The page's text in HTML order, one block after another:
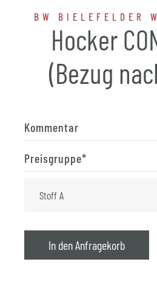
BW BIELEFELDER
Hocker
(Bezug
Kommentar
Preisgruppe*
In den Anfragekorb